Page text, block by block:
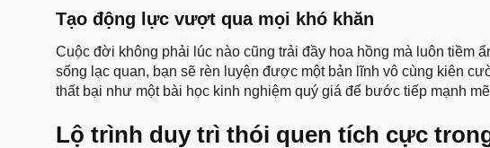
Tạo động lực vượt qua mọi khó khăn
Cuộc đời không phải lúc nào cũng trải đầy hoa hồng mà luôn tiềm
sống lạc quan, bạn sẽ rèn luyện được một bản lĩnh vô cùng kiên
thất bại như một bài học kinh nghiệm quý giá để bước tiếp mạnh
Lộ trình duy trì thói quen tích cực